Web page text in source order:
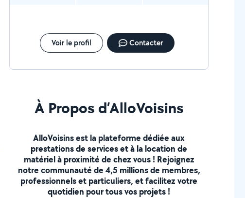
Voir le profil Contacter
À Propos d’AlloVoisins
AlloVoisins est la plateforme dédiée aux
prestations de services et à la location de
matériel à proximité de chez vous ! Rejoignez
notre communauté de 4,5 millions de membres,
professionnels et particuliers, et facilitez votre
quotidien pour tous vos projets !